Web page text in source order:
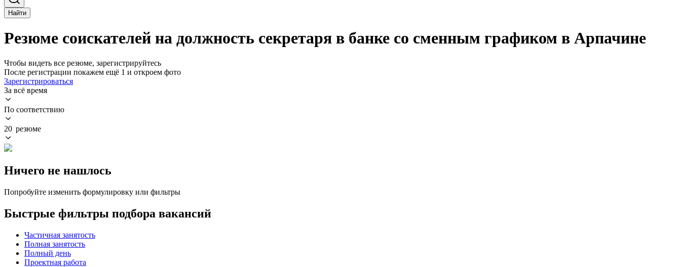
Найти
Резюме соискателей на должность секретаря в банке со сменным графиком в Арпачине
Чтобы видеть все резюме, зарегистрируйтесь
После регистрации покажем ещё 1 и откроем фото
Зарегистрироваться
За всё время
По соответствию
20 резюме
Ничего не нашлось
Попробуйте изменить формулировку или фильтры
Быстрые фильтры подбора вакансий
Частичная занятость
Полная занятость
Полный день
Проектная работа